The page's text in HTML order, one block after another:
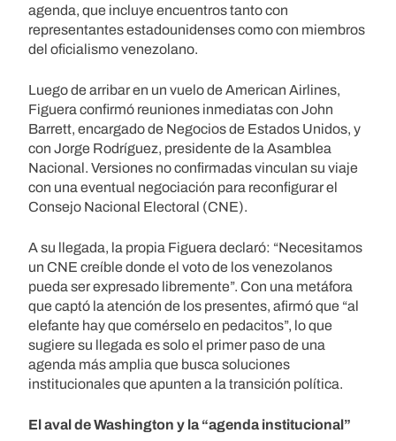
agenda, que incluye encuentros tanto con
representantes estadounidenses como con miembros
del oficialismo venezolano.
Luego de arribar en un vuelo de American Airlines,
Figuera confirmó reuniones inmediatas con John
Barrett, encargado de Negocios de Estados Unidos, y
con Jorge Rodríguez, presidente de la Asamblea
Nacional. Versiones no confirmadas vinculan su viaje
con una eventual negociación para reconfigurar el
Consejo Nacional Electoral (CNE).
A su llegada, la propia Figuera declaró: “Necesitamos
un CNE creíble donde el voto de los venezolanos
pueda ser expresado libremente”. Con una metáfora
que captó la atención de los presentes, afirmó que “al
elefante hay que comérselo en pedacitos”, lo que
sugiere su llegada es solo el primer paso de una
agenda más amplia que busca soluciones
institucionales que apunten a la transición política.
El aval de Washington y la “agenda institucional”